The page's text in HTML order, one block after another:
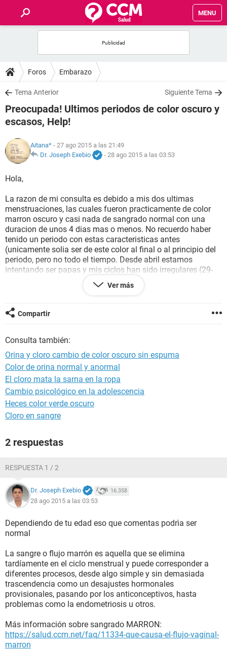
MENU
FOROS
SALUD
NUTRICIÓN
SEXUALIDAD
GLOSARIO
Foros Embarazo
Tema Anterior Siguiente Tema
Preocupada! Ultimos periodos de color oscuro y
escasos, Help!
Aitana* - 27 ago 2015 a las 21:49
Dr. Joseph Exebio
- 28 ago 2015 a las 03:53
Hola,
La razon de mi consulta es debido a mis dos ultimas
menstruaciones, las cuales fueron practicamente de color
marron oscuro y casi nada de sangrado normal con una
duracion de unos 4 dias mas o menos. No recuerdo haber
tenido un periodo con estas caracteristicas antes
(unicamente solia ser de este color al final o al principio del
periodo, pero no todo el tiempo. Desde abril estamos
intentando ser papas y mis ciclos han sido irregulares (29-
30-33-31 dias respectivamente) x lo q veo q tambien soy
irregular. ¿A que se deben estos sintomas? ¿Son motivos de
Gracias de antemano.
Ver más
Compartir
Consulta también:
Orina y cloro cambio de color oscuro sin espuma
Color de orina normal y anormal
El cloro mata la sarna en la ropa
Cambio psicológico en la adolescencia
Heces color verde oscuro
Cloro en sangre
2 respuestas
RESPUESTA 1 / 2
Dr. Joseph Exebio 16.358
28 ago 2015 a las 03:53
Dependiendo de tu edad eso que comentas podrìa ser
normal
La sangre o flujo marrón es aquella que se elimina
tardíamente en el ciclo menstrual y puede corresponder a
diferentes procesos, desde algo simple y sin demasiada
trascendencia como un desajustes hormonales
provisionales, pasando por los anticonceptivos, hasta
problemas como la endometriosis u otros.
Más información sobre sangrado MARRON:
https://salud.ccm.net/faq/11334-que-causa-el-flujo-vaginal-
marron